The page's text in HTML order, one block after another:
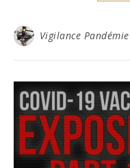
Vigilance Pandémie